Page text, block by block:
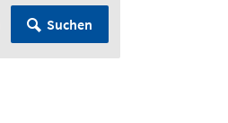
Suchen